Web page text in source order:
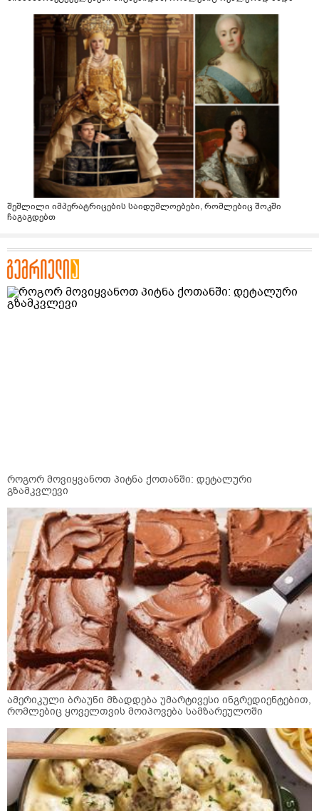
შეშლილი იმპერატრიცების საიდუმლოებები, რომლებიც შოკში
ჩაგაგდებთ
როგორ მოვიყვანოთ პიტნა ქოთანში: დეტალური
გზამკვლევი
ამერიკული ბრაუნი მზადდება უმარტივესი ინგრედიენტებით,
რომლებიც ყოველთვის მოიპოვება სამზარეულოში